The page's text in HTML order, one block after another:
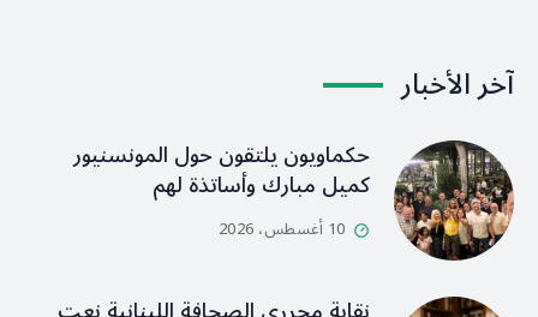
آخر الأخبار
حكماويون يلتقون حول المونسنيور
كميل مبارك وأساتذة لهم
10 أغسطس، 2026